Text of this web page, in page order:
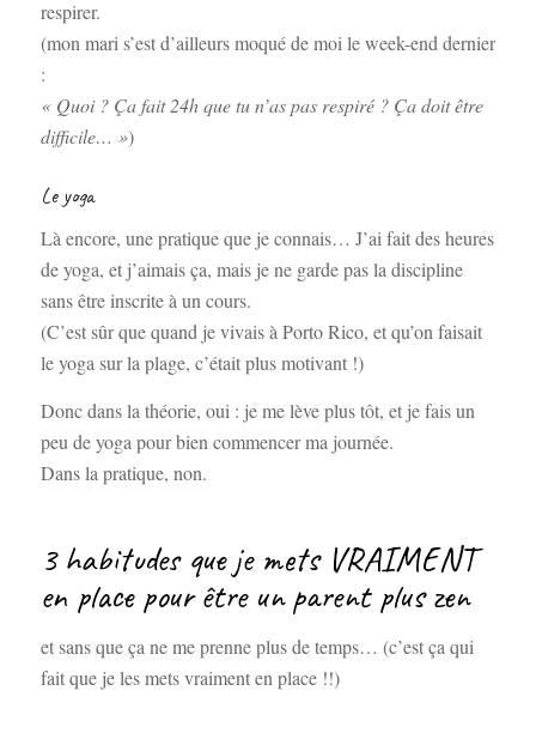
respirer.
(mon mari s’est d’ailleurs moqué de moi le week-end dernier
:
« Quoi ? Ça fait 24h que tu n’as pas respiré ? Ça doit être
difficile… »)
Le yoga
Là encore, une pratique que je connais… J’ai fait des heures
de yoga, et j’aimais ça, mais je ne garde pas la discipline
sans être inscrite à un cours.
(C’est sûr que quand je vivais à Porto Rico, et qu’on faisait
le yoga sur la plage, c’était plus motivant !)
Donc dans la théorie, oui : je me lève plus tôt, et je fais un
peu de yoga pour bien commencer ma journée.
Dans la pratique, non.
3 habitudes que je mets VRAIMENT
en place pour être un parent plus zen
et sans que ça ne me prenne plus de temps… (c’est ça qui
fait que je les mets vraiment en place !!)